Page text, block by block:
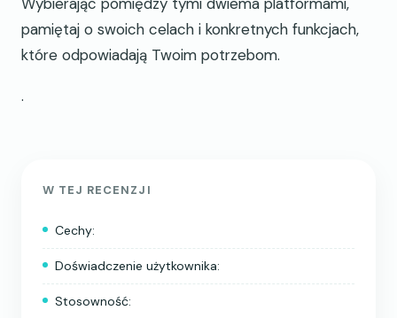
pamiętaj o swoich celach i konkretnych funkcjach,
które odpowiadają Twoim potrzebom.
.
W TEJ RECENZJI
Cechy:
Doświadczenie użytkownika:
Stosowność: